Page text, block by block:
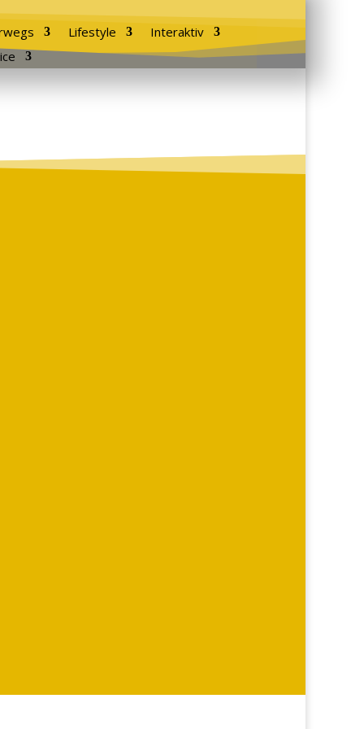
Lifestyle
Interaktiv